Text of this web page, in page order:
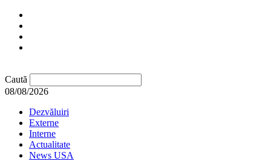
Caută
08/08/2026
Dezvăluiri
Externe
Interne
Actualitate
News USA